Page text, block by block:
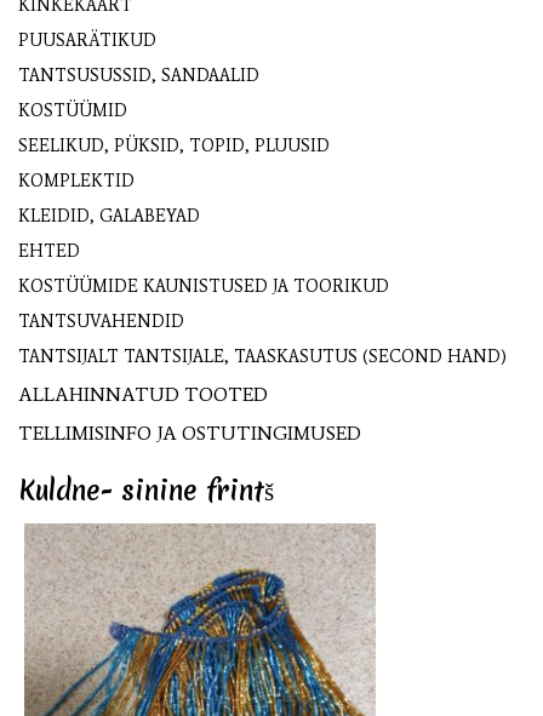
KINKEKAART
PUUSARÄTIKUD
TANTSUSUSSID, SANDAALID
KOSTÜÜMID
SEELIKUD, PÜKSID, TOPID, PLUUSID
KOMPLEKTID
KLEIDID, GALABEYAD
EHTED
KOSTÜÜMIDE KAUNISTUSED JA TOORIKUD
TANTSUVAHENDID
TANTSIJALT TANTSIJALE, TAASKASUTUS (SECOND HAND)
ALLAHINNATUD TOOTED
TELLIMISINFO JA OSTUTINGIMUSED
Kuldne- sinine frintš